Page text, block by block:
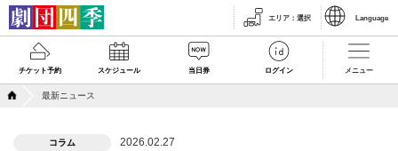
エリア ： 選択 Language
チケット予約 スケジュール 当日券 ログイン メニュー
最新ニュース
コラム 2026.02.27